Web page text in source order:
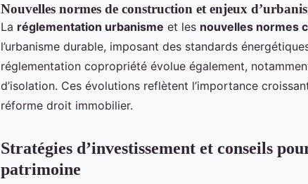
Nouvelles normes de construction et enjeux
La réglementation urbanisme et les nouvelles normes
l’urbanisme durable, imposant des standards
réglementation copropriété évolue également,
d’isolation. Ces évolutions reflètent l’importance
réforme droit immobilier.
Stratégies d’investissement et conseils
patrimoine